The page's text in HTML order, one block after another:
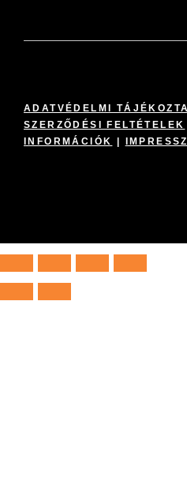
ADATVÉDELMI
SZERZŐDÉSI FELTÉTELEK
INFORMÁCIÓK